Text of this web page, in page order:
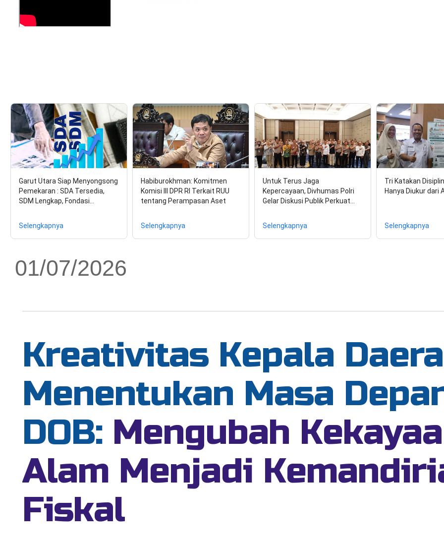
Garut Utara Siap Menyongsong
Pemekaran : SDA Tersedia,
SDM Lengkap, Fondasi…
Selengkapnya
Habiburokhman: Komitmen
Komisi III DPR RI Terkait RUU
tentang Perampasan Aset
Selengkapnya
Untuk Terus Jaga
Kepercayaan, Divhumas Polri
Gelar Diskusi Publik Perkuat…
Selengkapnya
Tri Katakan
Hanya Diukur dari
Selengkapnya
01/07/2026
Kreativitas Kepala
Menentukan Masa
DOB: Mengubah
Alam Menjadi
Fiskal